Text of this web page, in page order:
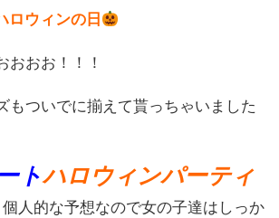
ロウィンの日
おおお！！！
もついでに揃えて貰っちゃいました
トハロウィンパーティ
人的な予想なので女の子達はしっか